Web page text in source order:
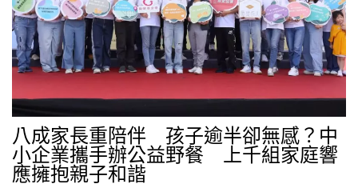
八成家長重陪伴 孩子逾半卻無感？中
小企業攜手辦公益野餐 上千組家庭響
應擁抱親子和諧